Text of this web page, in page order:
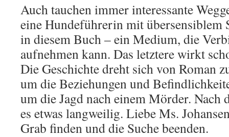
Auch tauchen immer interessante
eine Hundeführerin mit übersensiblem
in diesem Buch – ein Medium, die
aufnehmen kann. Das letztere wirkt
Die Geschichte dreht sich von Roman
um die Beziehungen und
um die Jagd nach einem Mörder. Nach
es etwas langweilig. Liebe Ms.
Grab finden und die Suche beenden.